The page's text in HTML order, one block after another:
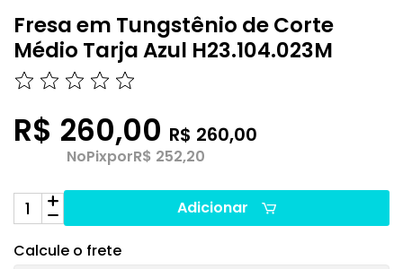
Fresa em Tungstênio de Corte
Médio Tarja Azul H23.104.023M
R$ 260,00 R$ 260,00
NoPixporR$ 252,20
Adicionar
Calcule o frete